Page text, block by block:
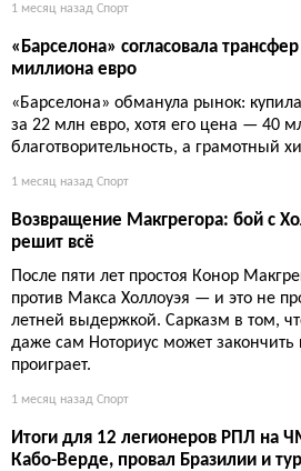
1 месяц назад Спорт
«Барселона» согласовала
миллиона евро
«Барселона» обманула рынок:
за 22 млн евро, хотя его цена — 40
благотворительность, а грамотный
1 месяц назад Спорт
Возвращение Макгрегора: бой с
решит всё
После пяти лет простоя Конор
против Макса Холлоуэя — и это не
летней выдержкой. Сарказм в том,
даже сам Ноториус может закончить
проиграет.
1 месяц назад Спорт
Итоги для 12 легионеров РПЛ на
Кабо-Верде, провал Бразилии и